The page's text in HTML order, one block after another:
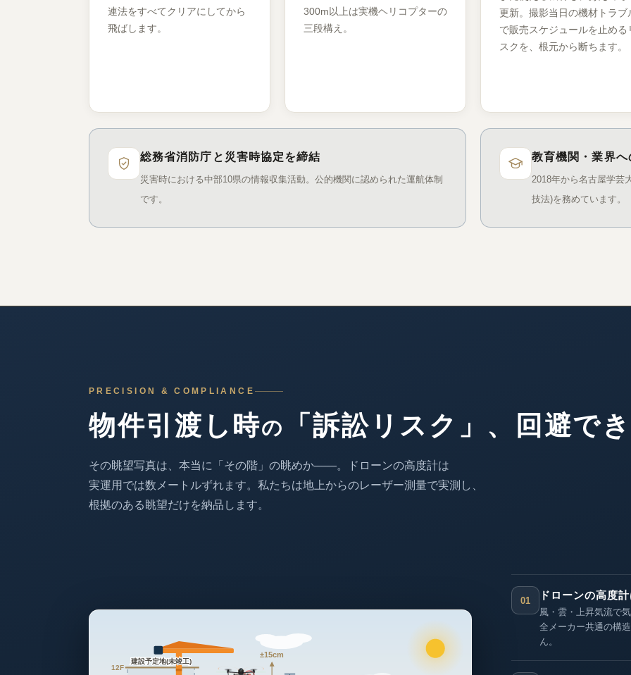
連法をすべてクリアにしてから
飛ばします。
300m以上は実機ヘリコプターの
三段構え。
更新。撮影当日の機材トラブ
で販売スケジュールを止める
スクを、根元から断ちます。
総務省消防庁と災害時協定を締結
災害時における中部10県の情報収集活動。公的機関に認められた運航体制
です。
教育機関・業界
2018年から名古屋学芸
技法)を務めています。
PRECISION & COMPLIANCE
物件引渡し時の 「訴訟リスク」、 回避で
その眺望写真は、 本当に「その階」の眺めか——。
ドローンの高度計は
実運用では数メートルずれます。 私たちは地上からのレーザー測量で実測し、
根拠のある眺望だけを納品します。
12F
建設予定地(未竣工)
±15cm
01 ドローンの高度
風・雲・上昇気流で
全メーカー共通の構
ん。